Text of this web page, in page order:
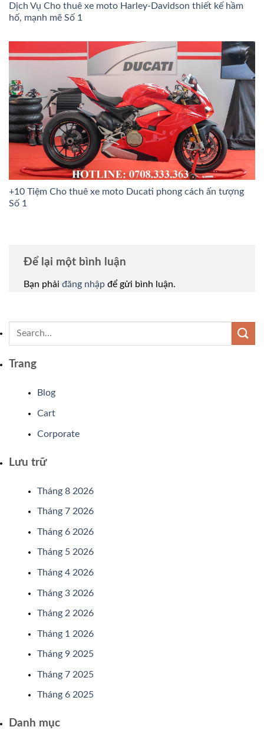
Dịch Vụ Cho thuê xe moto Harley-Davidson thiết kế hầm
hố, mạnh mẽ Số 1
+10 Tiệm Cho thuê xe moto Ducati phong cách ấn tượng
Số 1
Để lại một bình luận
Bạn phải đăng nhập để gửi bình luận.
Trang
Blog
Cart
Corporate
Lưu trữ
Tháng 8 2026
Tháng 7 2026
Tháng 6 2026
Tháng 5 2026
Tháng 4 2026
Tháng 3 2026
Tháng 2 2026
Tháng 1 2026
Tháng 9 2025
Tháng 7 2025
Tháng 6 2025
Danh mục